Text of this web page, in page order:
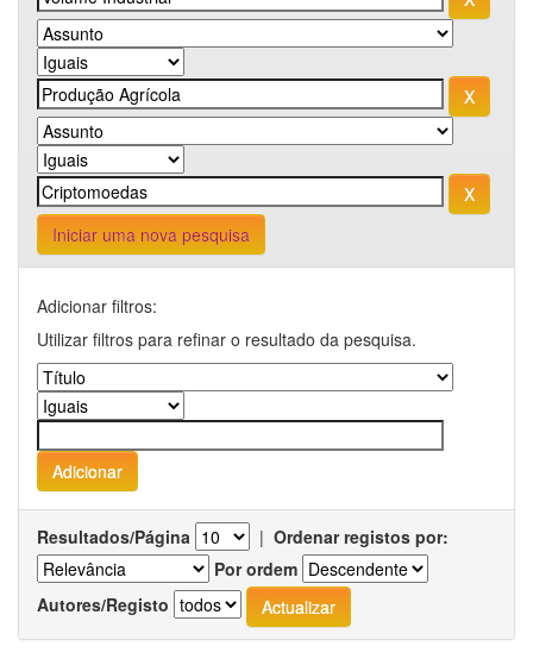
Iniciar uma nova pesquisa
Adicionar filtros:
Utilizar filtros para refinar o resultado da pesquisa.
Resultados/Página | Ordenar registos por:
Por ordem
Autores/Registo